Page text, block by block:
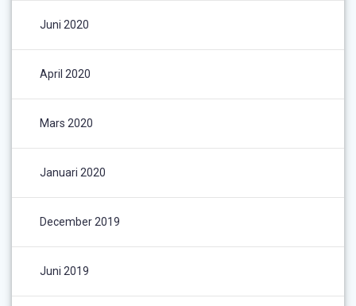
Juni 2020
April 2020
Mars 2020
Januari 2020
December 2019
Juni 2019